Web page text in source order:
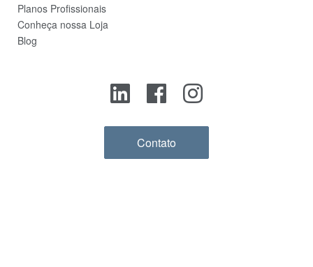
Planos Profissionais
Conheça nossa Loja
Blog
Contato